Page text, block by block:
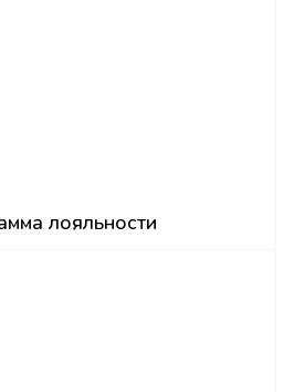
лояльности